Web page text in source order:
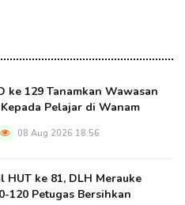
ke 129 Tanamkan Wawasan
Pelajar di Wanam
08 Aug 2026 18:56
HUT ke 81, DLH Merauke
120 Petugas Bersihkan